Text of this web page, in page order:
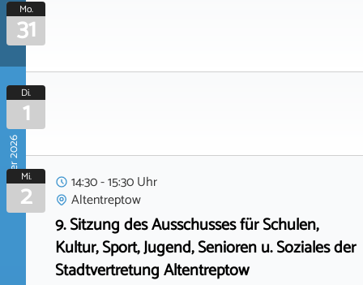
Mo.
31
September 2026
Di.
1
Mi.
2
14:30 - 15:30 Uhr
Altentreptow
9. Sitzung des Ausschusses für Schulen,
Kultur, Sport, Jugend, Senioren u. Soziales der
Stadtvertretung Altentreptow